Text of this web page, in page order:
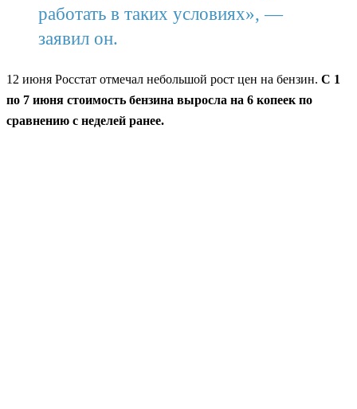
работать в таких условиях», —
заявил он.
12 июня Росстат отмечал небольшой рост цен на бензин. С 1
по 7 июня стоимость бензина выросла на 6 копеек по
сравнению с неделей ранее.